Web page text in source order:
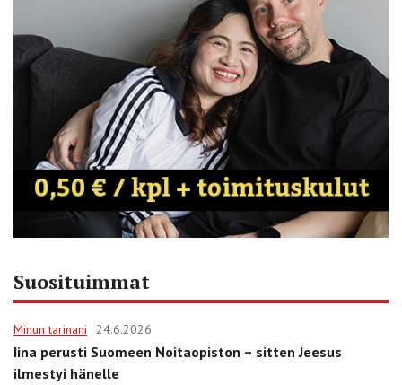
Suosituimmat
Minun tarinani 24.6.2026
Iina perusti Suomeen Noitaopiston – sitten Jeesus
ilmestyi hänelle